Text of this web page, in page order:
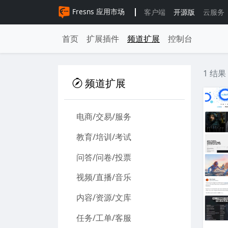
Fresns 应用市场 客户端 开源版 云服务
首页 扩展插件 频道扩展 控制台
频道扩展
电商/交易/服务
教育/培训/考试
问答/问卷/投票
视频/直播/音乐
内容/资源/文库
任务/工单/客服
1 结果